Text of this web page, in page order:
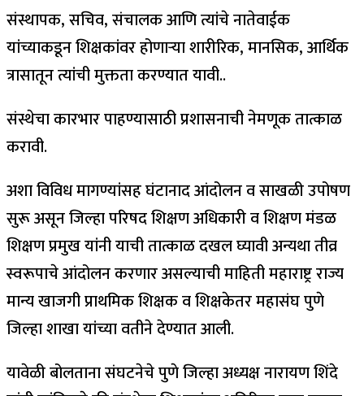
संस्थापक, सचिव, संचालक आणि त्यांचे नातेवाईक
यांच्याकडून शिक्षकांवर होणाऱ्या शारीरिक, मानसिक, आर्थिक
त्रासातून त्यांची मुक्तता करण्यात यावी..
संस्थेचा कारभार पाहण्यासाठी प्रशासनाची नेमणूक तात्काळ
करावी.
अशा विविध मागण्यांसह घंटानाद आंदोलन व साखळी उपोषण
सुरू असून जिल्हा परिषद शिक्षण अधिकारी व शिक्षण मंडळ
शिक्षण प्रमुख यांनी याची तात्काळ दखल घ्यावी अन्यथा तीव्र
स्वरूपाचे आंदोलन करणार असल्याची माहिती महाराष्ट्र राज्य
मान्य खाजगी प्राथमिक शिक्षक व शिक्षकेतर महासंघ पुणे
जिल्हा शाखा यांच्या वतीने देण्यात आली.
यावेळी बोलताना संघटनेचे पुणे जिल्हा अध्यक्ष नारायण शिंदे